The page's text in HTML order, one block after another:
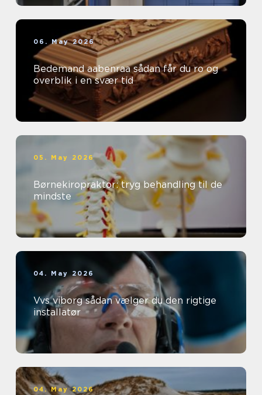
06. May 2026
Bedemand aabenraa sådan får du ro og
overblik i en svær tid
05. May 2026
Børnekiropraktor: tryg behandling til de
mindste
04. May 2026
Vvs viborg sådan vælger du den rigtige
installatør
04. May 2026